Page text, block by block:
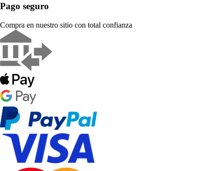
Pago seguro
Compra en nuestro sitio con total confianza